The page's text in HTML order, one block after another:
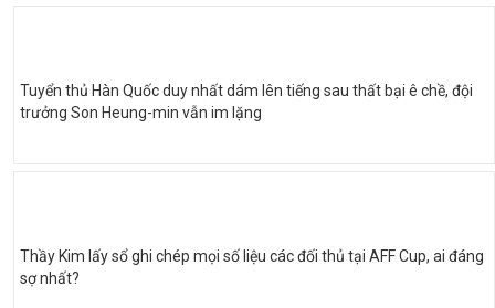
Tuyển thủ Hàn Quốc duy nhất dám lên tiếng sau thất bại ê chề, đội
trưởng Son Heung-min vẫn im lặng
Thầy Kim lấy sổ ghi chép mọi số liệu các đối thủ tại AFF Cup, ai đáng
sợ nhất?